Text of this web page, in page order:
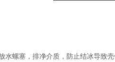
螺塞，排净介质，防止结冰导致壳